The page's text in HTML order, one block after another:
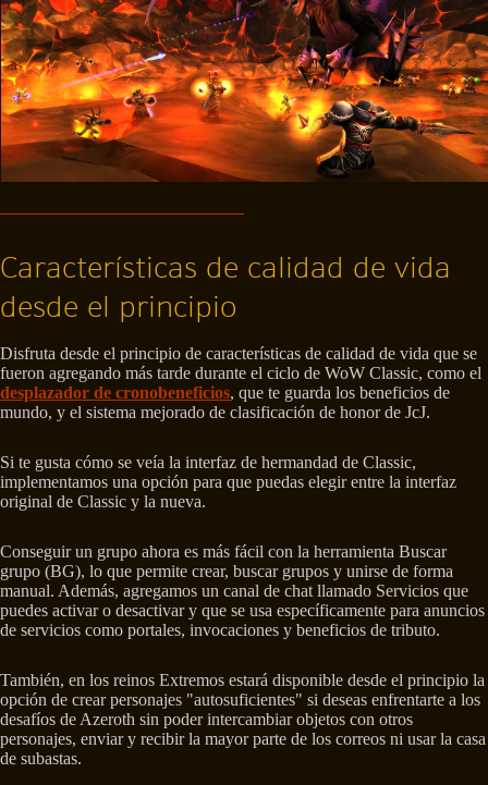
Características de calidad de vida
desde el principio
Disfruta desde el principio de características de calidad de vida que se
fueron agregando más tarde durante el ciclo de WoW Classic, como el
desplazador de cronobeneficios, que te guarda los beneficios de
mundo, y el sistema mejorado de clasificación de honor de JcJ.
Si te gusta cómo se veía la interfaz de hermandad de Classic,
implementamos una opción para que puedas elegir entre la interfaz
original de Classic y la nueva.
Conseguir un grupo ahora es más fácil con la herramienta Buscar
grupo (BG), lo que permite crear, buscar grupos y unirse de forma
manual. Además, agregamos un canal de chat llamado Servicios que
puedes activar o desactivar y que se usa específicamente para anuncios
de servicios como portales, invocaciones y beneficios de tributo.
También, en los reinos Extremos estará disponible desde el principio la
opción de crear personajes "autosuficientes" si deseas enfrentarte a los
desafíos de Azeroth sin poder intercambiar objetos con otros
personajes, enviar y recibir la mayor parte de los correos ni usar la casa
de subastas.